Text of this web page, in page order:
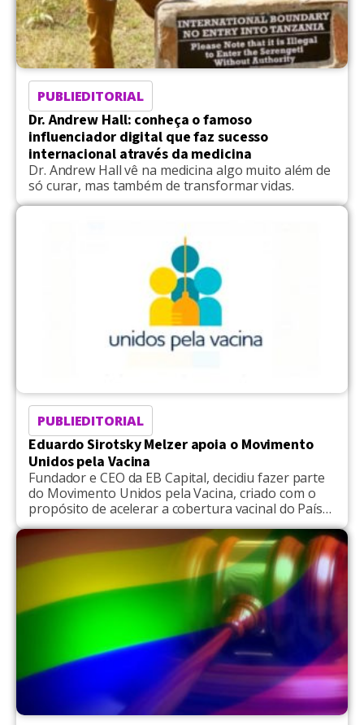
PUBLIEDITORIAL
Dr. Andrew Hall: conheça o famoso
influenciador digital que faz sucesso
internacional através da medicina
Dr. Andrew Hall vê na medicina algo muito além de
só curar, mas também de transformar vidas.
PUBLIEDITORIAL
Eduardo Sirotsky Melzer apoia o Movimento
Unidos pela Vacina
Fundador e CEO da EB Capital, decidiu fazer parte
do Movimento Unidos pela Vacina, criado com o
propósito de acelerar a cobertura vacinal do País
contra o coronavírus